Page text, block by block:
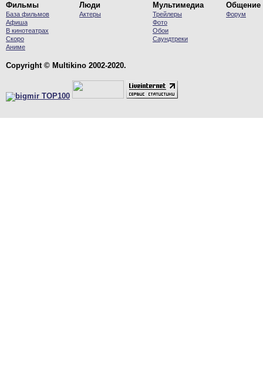
Фильмы
База фильмов
Афиша
В кинотеатрах
Скоро
Аниме
Люди
Актеры
Мультимедиа
Трейлеры
Фото
Обои
Саундтреки
Общение
Форум
Copyright © Multikino 2002-2020.